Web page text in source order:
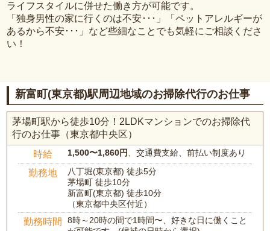
ライフスタイルに併せた働き方が可能です。
「独身男性の家に行くのは不安･･･」「ペットアレルギーが
あるから不安･･･」など些細なことでも気軽にご相談くださ
い！
新富町(東京都)駅周辺地域のお掃除代行のお仕事
茅場町駅から徒歩10分！2LDKマンションでのお掃除代
行のお仕事（東京都中央区）
時給 1,500〜1,860円、交通費支給、前払い制度あり
勤務地
八丁堀(東京都) 徒歩5分
茅場町 徒歩10分
新富町(東京都) 徒歩10分
（東京都中央区付近）
勤務時間
8時～20時の間で1時間〜、好きな日に働くこと